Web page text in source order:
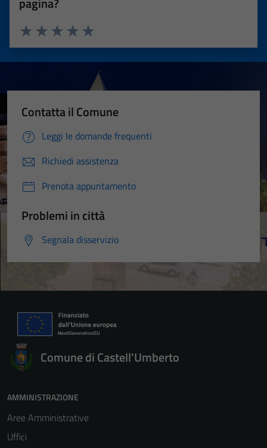
Valuta 5 stelle su 5
Valuta 4 stelle su 5
Valuta 3 stelle su 5
Valuta 2 stelle su 5
Valuta 1 stelle su 5
Contatta il Comune
Leggi le domande frequenti
Richiedi assistenza
Prenota appuntamento
Problemi in città
Segnala disservizio
Comune di Castell'Umberto
AMMINISTRAZIONE
Aree Amministrative
Uffici